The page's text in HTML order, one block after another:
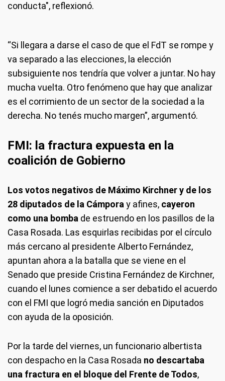
conducta", reflexionó.
“Si llegara a darse el caso de que el FdT se rompe y
va separado a las elecciones, la elección
subsiguiente nos tendría que volver a juntar. No hay
mucha vuelta. Otro fenómeno que hay que analizar
es el corrimiento de un sector de la sociedad a la
derecha. No tenés mucho margen”, argumentó.
FMI: la fractura expuesta en la
coalición de Gobierno
Los votos negativos de Máximo Kirchner y de los
28 diputados de la Cámpora y afines, cayeron
como una bomba de estruendo en los pasillos de la
Casa Rosada. Las esquirlas recibidas por el círculo
más cercano al presidente Alberto Fernández,
apuntan ahora a la batalla que se viene en el
Senado que preside Cristina Fernández de Kirchner,
cuando el lunes comience a ser debatido el acuerdo
con el FMI que logró media sanción en Diputados
con ayuda de la oposición.
Por la tarde del viernes, un funcionario albertista
con despacho en la Casa Rosada no descartaba
una fractura en el bloque del Frente de Todos,